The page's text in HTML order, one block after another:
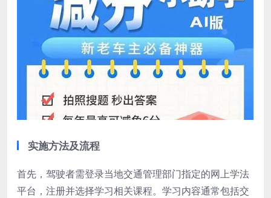
实施方法及流程
首先，驾驶者需登录当地交通管理部门指定的网上学法
平台，注册并选择学习相关课程。学习内容通常包括交